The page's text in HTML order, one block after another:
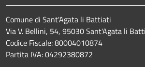
Comune di Sant'Agata li Battiati
Via V. Bellini, 54, 95030 Sant'Agata li
Codice Fiscale: 80004010874
Partita IVA: 04292380872